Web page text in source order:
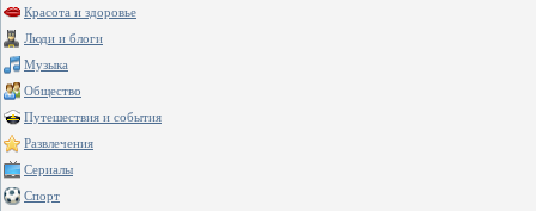
Красота и здоровье
Люди и блоги
Музыка
Общество
Путешествия и события
Развлечения
Сериалы
Спорт